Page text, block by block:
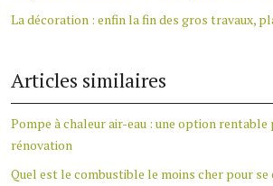
La décoration : enfin la fin des gros travaux,
Articles similaires
Pompe à chaleur air-eau : une option
rénovation
Quel est le combustible le moins cher pour